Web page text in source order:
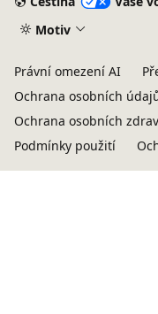
Motiv
Právní omezení AI
Ochrana osobních
Ochrana osobních
Podmínky použití